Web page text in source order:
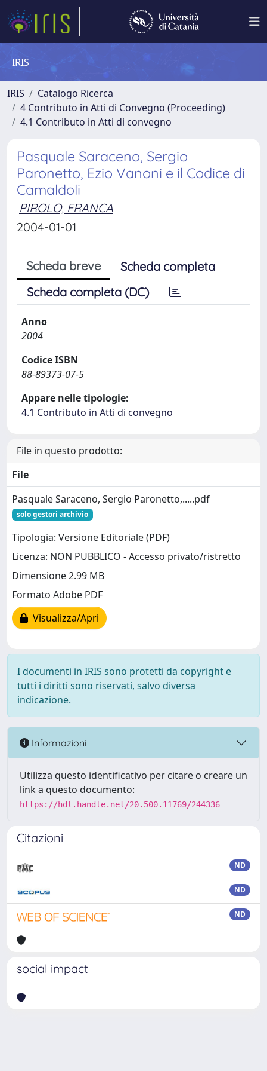
IRIS
IRIS
Catalogo Ricerca
4 Contributo in Atti di Convegno (Proceeding)
4.1 Contributo in Atti di convegno
Pasquale Saraceno, Sergio
Paronetto, Ezio Vanoni e il Codice di
Camaldoli
PIROLO, FRANCA
2004-01-01
Scheda breve
Scheda completa
Scheda completa (DC)
Anno
2004
Codice ISBN
88-89373-07-5
Appare nelle tipologie:
4.1 Contributo in Atti di convegno
File in questo prodotto:
File
Pasquale Saraceno, Sergio Paronetto,.....pdf
solo gestori archivio
Tipologia: Versione Editoriale (PDF)
Licenza: NON PUBBLICO - Accesso privato/ristretto
Dimensione 2.99 MB
Formato Adobe PDF
Visualizza/Apri
I documenti in IRIS sono protetti da copyright e
tutti i diritti sono riservati, salvo diversa
indicazione.
Informazioni
Utilizza questo identificativo per citare o creare un
link a questo documento:
https://hdl.handle.net/20.500.11769/244336
Citazioni
ND
ND
ND
social impact